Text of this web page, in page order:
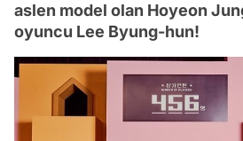
aslen model olan Hoyeon
oyuncu Lee Byung-hun!